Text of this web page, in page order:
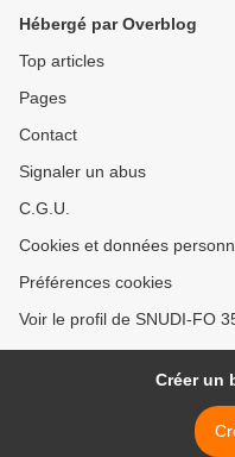
Hébergé par Overblog
Top articles
Pages
Contact
Signaler un abus
C.G.U.
Cookies et données
Préférences cookies
Voir le profil de SNUDI-FO
Créer un